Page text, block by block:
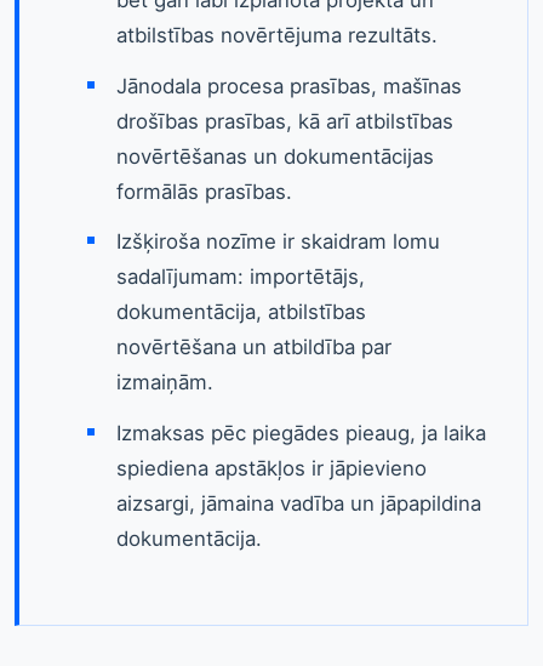
atbilstības novērtējuma rezultāts.
Jānodala procesa prasības, mašīnas
drošības prasības, kā arī atbilstības
novērtēšanas un dokumentācijas
formālās prasības.
Izšķiroša nozīme ir skaidram lomu
sadalījumam: importētājs,
dokumentācija, atbilstības
novērtēšana un atbildība par
izmaiņām.
Izmaksas pēc piegādes pieaug, ja laika
spiediena apstākļos ir jāpievieno
aizsargi, jāmaina vadība un jāpapildina
dokumentācija.